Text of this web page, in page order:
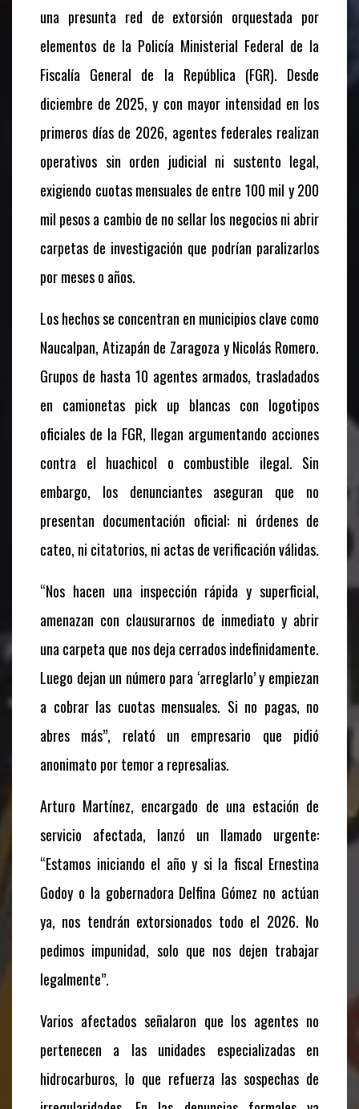
una presunta red de extorsión orquestada por
elementos de la Policía Ministerial Federal de la
Fiscalía General de la República (FGR). Desde
diciembre de 2025, y con mayor intensidad en los
primeros días de 2026, agentes federales realizan
operativos sin orden judicial ni sustento legal,
exigiendo cuotas mensuales de entre 100 mil y 200
mil pesos a cambio de no sellar los negocios ni abrir
carpetas de investigación que podrían paralizarlos
por meses o años.
Los hechos se concentran en municipios clave como
Naucalpan, Atizapán de Zaragoza y Nicolás Romero.
Grupos de hasta 10 agentes armados, trasladados
en camionetas pick up blancas con logotipos
oficiales de la FGR, llegan argumentando acciones
contra el huachicol o combustible ilegal. Sin
embargo, los denunciantes aseguran que no
presentan documentación oficial: ni órdenes de
cateo, ni citatorios, ni actas de verificación válidas.
“Nos hacen una inspección rápida y superficial,
amenazan con clausurarnos de inmediato y abrir
una carpeta que nos deja cerrados indefinidamente.
Luego dejan un número para ‘arreglarlo’ y empiezan
a cobrar las cuotas mensuales. Si no pagas, no
abres más”, relató un empresario que pidió
anonimato por temor a represalias.
Arturo Martínez, encargado de una estación de
servicio afectada, lanzó un llamado urgente:
“Estamos iniciando el año y si la fiscal Ernestina
Godoy o la gobernadora Delfina Gómez no actúan
ya, nos tendrán extorsionados todo el 2026. No
pedimos impunidad, solo que nos dejen trabajar
legalmente”.
Varios afectados señalaron que los agentes no
pertenecen a las unidades especializadas en
hidrocarburos, lo que refuerza las sospechas de